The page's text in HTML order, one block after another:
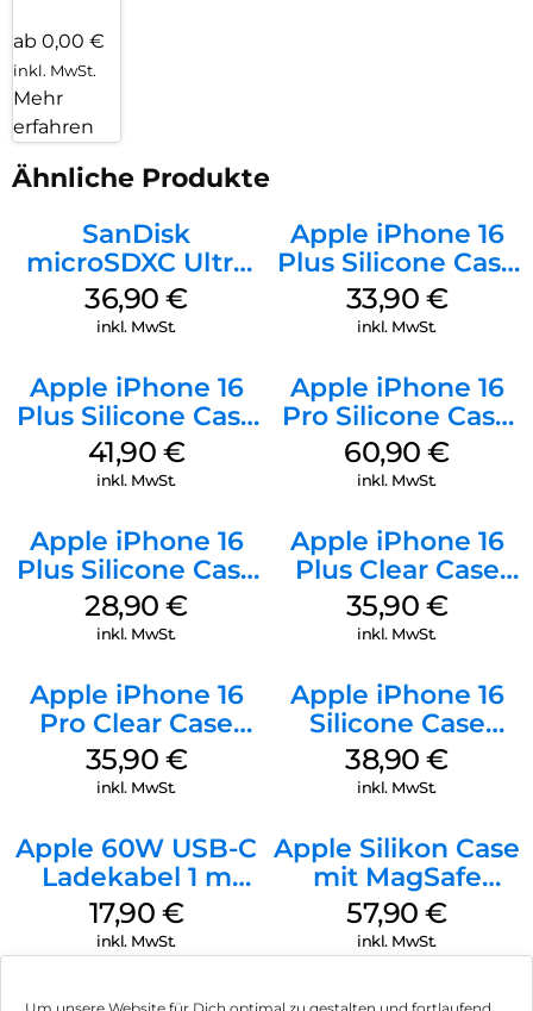
ab 0,00 €
inkl. MwSt.
Mehr
erfahren
Ähnliche Produkte
SanDisk
microSDXC Ultra
128 GB + Adapter
Mobile
36,90€
inkl. MwSt.
Apple iPhone 16
Plus Silicone Case
MagSafe Lake
Green
33,90 €
inkl. MwSt.
Apple iPhone 16
Plus Silicone Case
MagSafe Stone
Gray
41,90 €
inkl. MwSt.
Apple iPhone 16
Pro Silicone Case
MagSafe Stone
Gray
60,90€
inkl. MwSt.
Apple iPhone 16
Plus Silicone Case
MagSafe Black
28,90€
inkl. MwSt.
Apple iPhone 16
Plus Clear Case
MagSafe
Transparent
35,90 €
inkl. MwSt.
Apple iPhone 16
Pro Clear Case
MagSafe
Transparent
35,90 €
inkl. MwSt.
Apple iPhone 16
Silicone Case
MagSafe
Ultramarine
38,90€
inkl. MwSt.
Apple 60W USB-C
Ladekabel 1 m
Weiß
17,90 €
inkl. MwSt.
Apple Silikon Case
mit MagSafe
iPhone 14 Pro
(PRODUCT)RED
57,90€
inkl. MwSt.